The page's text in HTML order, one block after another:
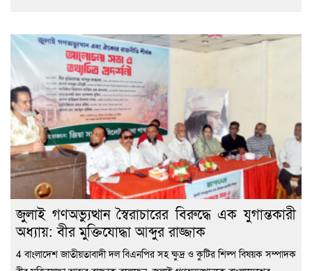
জুলাই গণঅভ্যুত্থান স্বৈরাচারের বিরুদ্ধে এক যুগান্তকারী
অধ্যায়: বীর মুক্তিযোদ্ধা আব্দুর রাজ্জাক
4 বাংলাদেশ জাতীয়তাবাদী দল বিএনপির সহ ক্ষুদ্র ও কুটির শিল্প বিষয়ক সম্পাদক